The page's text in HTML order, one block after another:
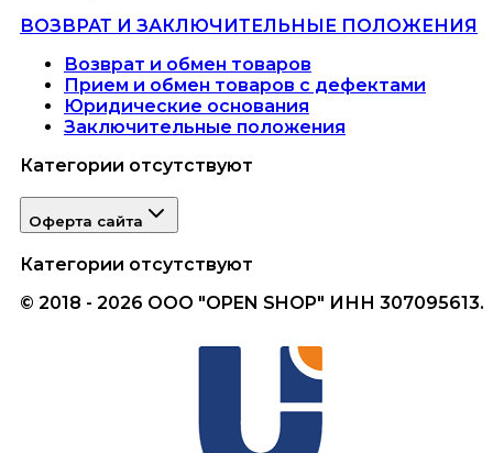
ВОЗВРАТ И ЗАКЛЮЧИТЕЛЬНЫЕ ПОЛОЖЕНИЯ
Возврат и обмен товаров
Прием и обмен товаров с дефектами
Юридические основания
Заключительные положения
Категории отсутствуют
Оферта сайта
Категории отсутствуют
© 2018 - 2026 ООО "OPEN SHOP" ИНН 307095613.